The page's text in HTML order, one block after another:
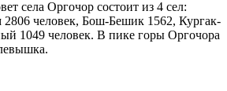
села Оргочор состоит из 4 сел:
2806 человек, Бош-Бешик 1562, Кургак-
1049 человек. В пике горы Оргочора